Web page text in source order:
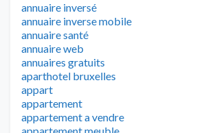
annuaire inversé
annuaire inverse mobile
annuaire santé
annuaire web
annuaires gratuits
aparthotel bruxelles
appart
appartement
appartement a vendre